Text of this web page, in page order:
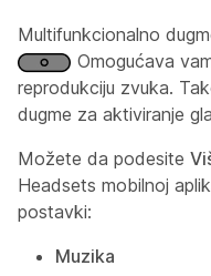
Multifunkcionalno
Omogućava
reprodukciju zvuka.
dugme za aktiviranje
Možete da podesite
Headsets mobilnoj
postavki:
Muzika